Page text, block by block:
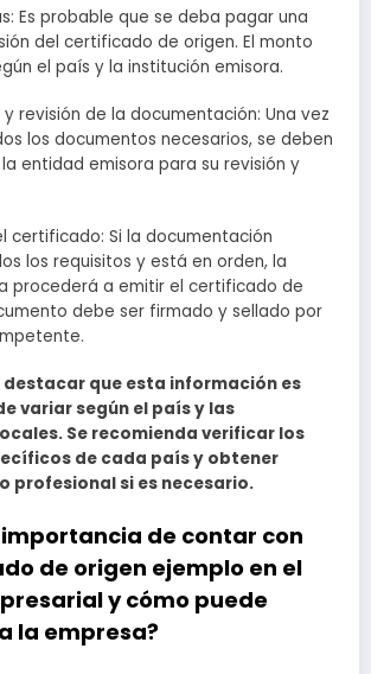
Es probable que se deba pagar una
del certificado de origen. El monto
el país y la institución emisora.
revisión de la documentación: Una vez
los documentos necesarios, se deben
entidad emisora para su revisión y
certificado: Si la documentación
los requisitos y está en orden, la
procederá a emitir el certificado de
debe ser firmado y sellado por
que esta información es
variar según el país y las
Se recomienda verificar los
de cada país y obtener
profesional si es necesario.
importancia de contar con
de origen ejemplo en el
y cómo puede
la empresa?